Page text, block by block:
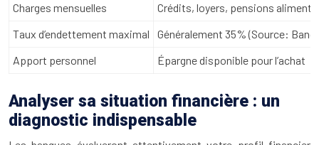
Charges mensuelles
Crédits, loyers, pensions
Taux d’endettement maximal
Généralement 35% (Source:
Apport personnel
Épargne disponible pour l’achat
Analyser sa situation financière : un
diagnostic indispensable